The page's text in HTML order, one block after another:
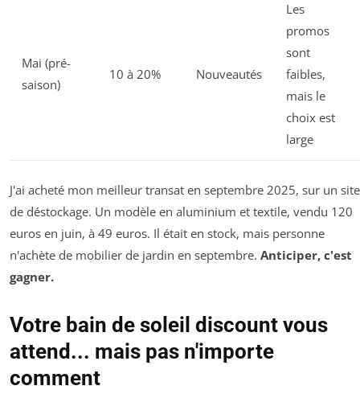
Mai (pré-
saison)
10 à 20% Nouveautés
Les
promos
sont
faibles,
mais le
choix est
large
J'ai acheté mon meilleur transat en septembre 2025, sur un site
de déstockage. Un modèle en aluminium et textile, vendu 120
euros en juin, à 49 euros. Il était en stock, mais personne
n'achète de mobilier de jardin en septembre. Anticiper, c'est
gagner.
Votre bain de soleil discount vous
attend... mais pas n'importe
comment